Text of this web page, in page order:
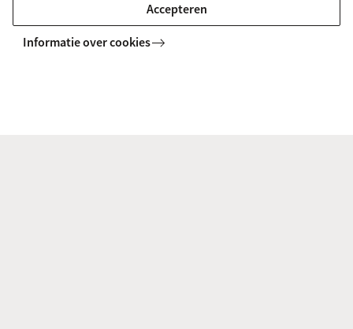
gedaan waar mijn interesses lagen, was ik nooit
echt blij geworden met mijn werk. Nu ben ik dat
Accepteren
Informatie over cookies